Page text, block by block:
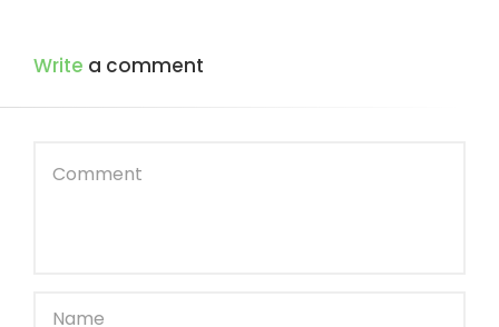
Write a comment